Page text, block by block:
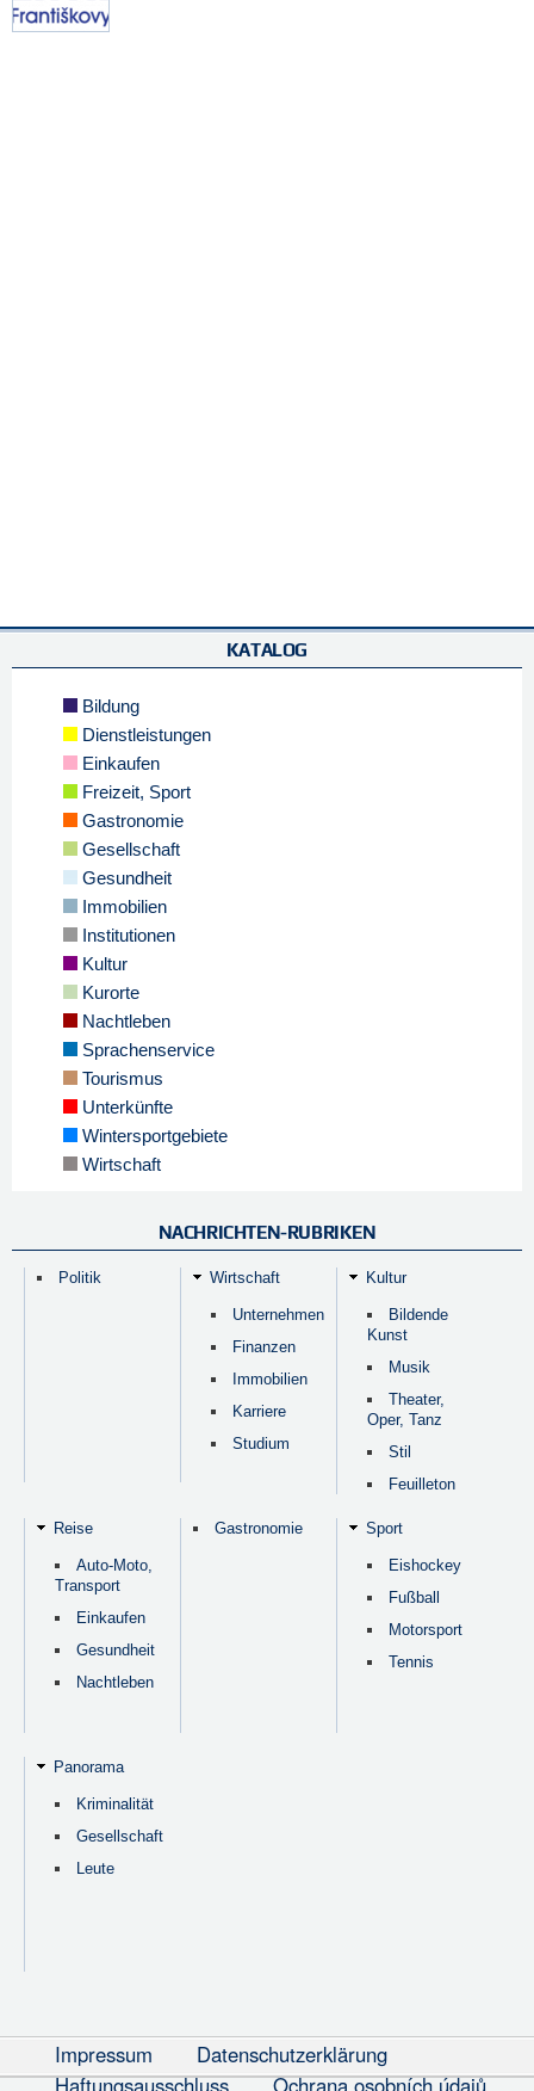
KATALOG
Bildung
Dienstleistungen
Einkaufen
Freizeit, Sport
Gastronomie
Gesellschaft
Gesundheit
Immobilien
Institutionen
Kultur
Kurorte
Nachtleben
Sprachenservice
Tourismus
Unterkünfte
Wintersportgebiete
Wirtschaft
NACHRICHTEN-RUBRIKEN
Politik Wirtschaft
Unternehmen
Finanzen
Immobilien
Karriere
Studium
Kultur
Bildende
Kunst
Musik
Theater,
Oper, Tanz
Stil
Feuilleton
Reise
Auto-Moto,
Transport
Einkaufen
Gesundheit
Nachtleben
Gastronomie Sport
Eishockey
Fußball
Motorsport
Tennis
Panorama
Kriminalität
Gesellschaft
Leute
Impressum
Datenschutzerklärung
Haftungsausschluss
Ochrana osobních údajů